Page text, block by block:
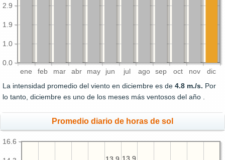
ene feb mar abr may jun jul ago sep oct nov dic
0.0
1.0
1.9
2.9
La intensidad promedio del viento en diciembre es de 4.8 m./s. Por
lo tanto, diciembre es uno de los meses más ventosos del año .
Promedio diario de horas de sol
16.6